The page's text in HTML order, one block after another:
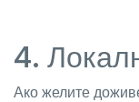
4.
Ако желите